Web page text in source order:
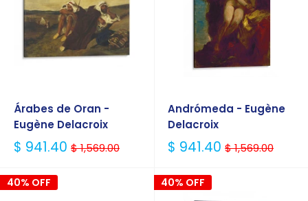
Árabes de Oran -
Eugène Delacroix
Precio
$ 941.40 $ 1,569.00
Andrómeda - Eugène
Delacroix
Precio
$ 941.40 $ 1,569.00
40% OFF 40% OFF